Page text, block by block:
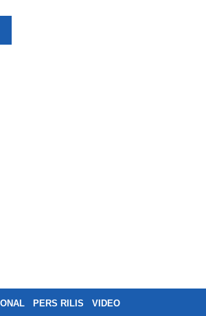
PERS RILIS VIDEO